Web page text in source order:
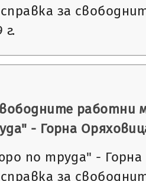
за
г.
работни
- Горна
по труда" -
за